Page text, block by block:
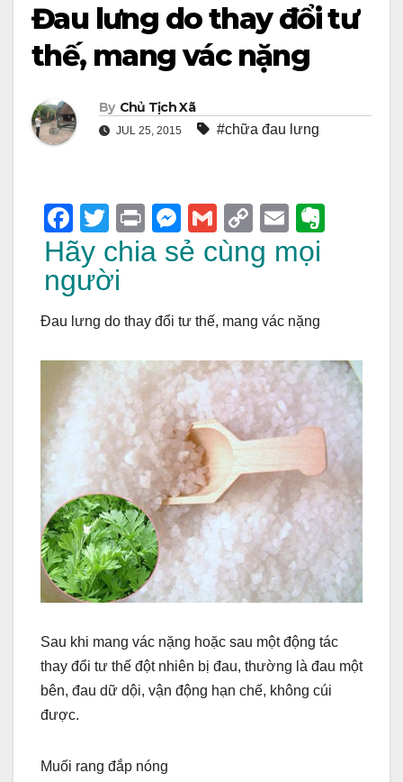
Đau lưng do thay đổi tư
thế, mang vác nặng
By Chủ Tịch Xã
JUL 25, 2015 #chữa đau lưng
F
a
c
e
b
o
o
k
T
wi
tt
Pr
in
M
e
n
g
er
G
m
C
o
p
Li
n
k
E
m
ail
e
Hãy chia sẻ cùng mọi
người
Đau lưng do thay đổi tư thế, mang vác nặng
Sau khi mang vác nặng hoặc sau một động tác
thay đổi tư thế đột nhiên bị đau, thường là đau một
bên, đau dữ dội, vận động hạn chế, không cúi
được.
Muối rang đắp nóng